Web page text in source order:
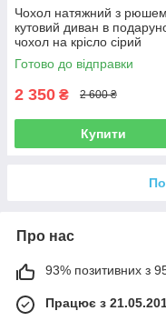
Чохол натяжний з
кутовий диван в
чохол на крісло сірий
MILANO
Готово до відправки
2 350 ₴ 2 600 ₴
Купити
Про нас
93% позитивних з 95
Працює з